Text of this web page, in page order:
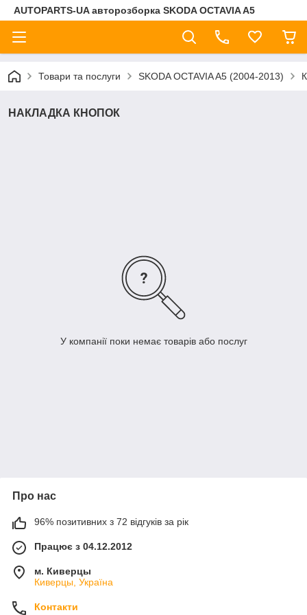
AUTOPARTS-UA авторозборка SKODA OCTAVIA A5
Товари та послуги SKODA OCTAVIA A5 (2004-2013)
НАКЛАДКА КНОПОК
У компанії поки немає товарів або послуг
Про нас
96% позитивних з 72 відгуків за рік
Працює з 04.12.2012
м. Киверцы
Киверцы, Україна
Контакти